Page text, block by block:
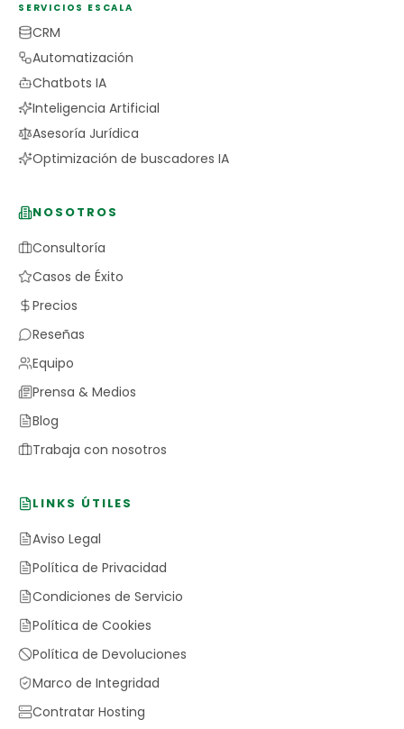
SERVICIOS ESCALA
CRM
Automatización
Chatbots IA
Inteligencia Artificial
Asesoría Jurídica
Optimización de buscadores IA
NOSOTROS
Consultoría
Casos de Éxito
Precios
Reseñas
Equipo
Prensa & Medios
Blog
Trabaja con nosotros
LINKS ÚTILES
Aviso Legal
Política de Privacidad
Condiciones de Servicio
Política de Cookies
Política de Devoluciones
Marco de Integridad
Contratar Hosting